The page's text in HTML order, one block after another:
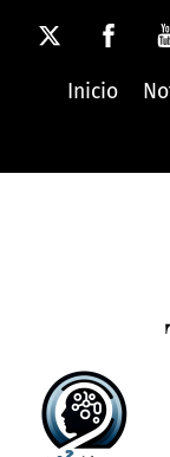
contentInicio